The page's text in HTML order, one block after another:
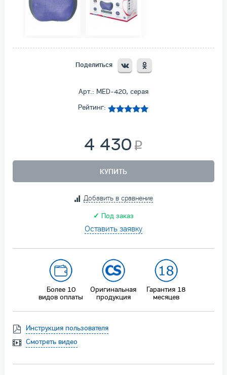
Поделиться
Арт.: MED-420, серая
Рейтинг:
4 430
КУПИТЬ
Добавить в сравнение
✓ Под заказ
Оставить заявку
Более 10
видов оплаты
Оригинальная
продукция
Гарантия 18
месяцев
Инструкция пользователя
Смотреть видео